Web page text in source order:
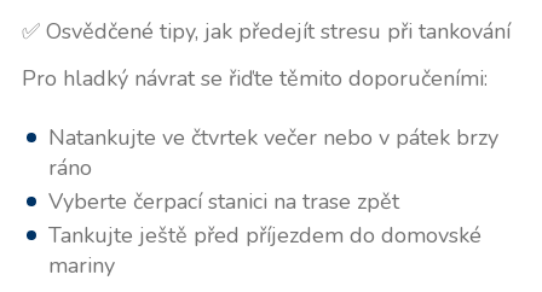
✅ Osvědčené tipy, jak předejít stresu při tankování
Pro hladký návrat se řiďte těmito doporučeními:
Natankujte ve čtvrtek večer nebo v pátek brzy
ráno
Vyberte čerpací stanici na trase zpět
Tankujte ještě před příjezdem do domovské
mariny